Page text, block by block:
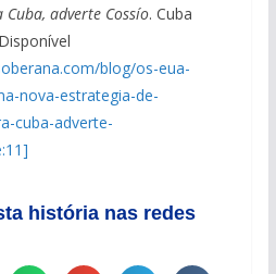
adverte Cossío. Cuba
blog/os-eua-
nova-estrategia-de-
cuba-adverte-
história nas redes